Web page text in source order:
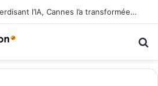
IA au cinéma : en interdisant l’IA, Cannes l’a transformée en label de luxe